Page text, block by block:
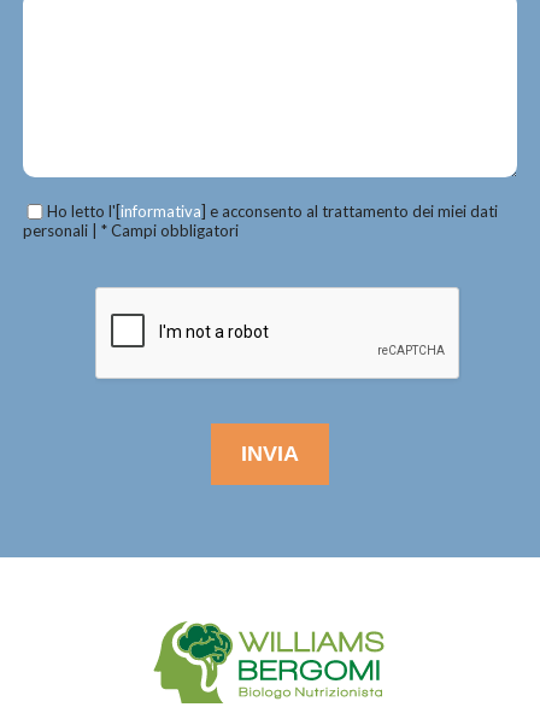
Ho letto l'[informativa] e acconsento al trattamento dei miei dati
personali | * Campi obbligatori